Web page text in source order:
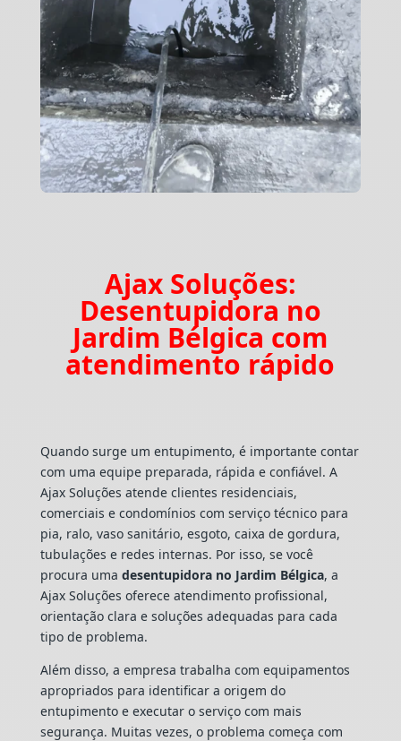
Ajax Soluções:
Desentupidora no
Jardim Bélgica com
atendimento rápido
Quando surge um entupimento, é importante contar
com uma equipe preparada, rápida e confiável. A
Ajax Soluções atende clientes residenciais,
comerciais e condomínios com serviço técnico para
pia, ralo, vaso sanitário, esgoto, caixa de gordura,
tubulações e redes internas. Por isso, se você
procura uma desentupidora no Jardim Bélgica, a
Ajax Soluções oferece atendimento profissional,
orientação clara e soluções adequadas para cada
tipo de problema.
Além disso, a empresa trabalha com equipamentos
apropriados para identificar a origem do
entupimento e executar o serviço com mais
segurança. Muitas vezes, o problema começa com